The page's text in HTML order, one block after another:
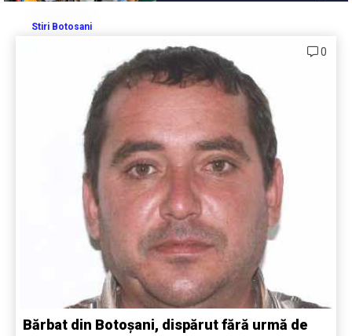
Stiri Botosani
0
Bărbat din Botoșani, dispărut fără urmă de